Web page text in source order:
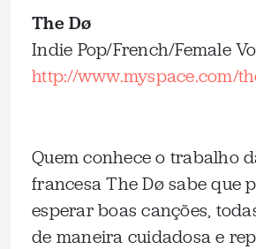
The Dø
Indie Pop/French/Female
http://www.myspace.com/
Quem conhece o trabalho
francesa The Dø sabe que
esperar boas canções,
de maneira cuidadosa e